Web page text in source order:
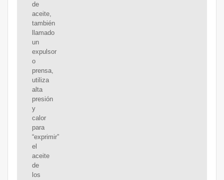
de
aceite,
también
llamado
un
expulsor
o
prensa,
utiliza
alta
presión
y
calor
para
“exprimir”
el
aceite
de
los